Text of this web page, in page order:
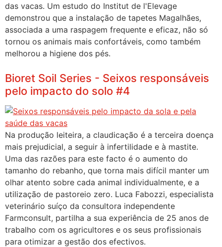
das vacas. Um estudo do Institut de l'Elevage
demonstrou que a instalação de tapetes Magalhães,
associada a uma raspagem frequente e eficaz, não só
tornou os animais mais confortáveis, como também
melhorou a higiene dos pés.
Bioret Soil Series - Seixos responsáveis
pelo impacto do solo #4
Na produção leiteira, a claudicação é a terceira doença
mais prejudicial, a seguir à infertilidade e à mastite.
Uma das razões para este facto é o aumento do
tamanho do rebanho, que torna mais difícil manter um
olhar atento sobre cada animal individualmente, e a
utilização de pastoreio zero. Luca Fabozzi, especialista
veterinário suíço da consultora independente
Farmconsult, partilha a sua experiência de 25 anos de
trabalho com os agricultores e os seus profissionais
para otimizar a gestão dos efectivos.